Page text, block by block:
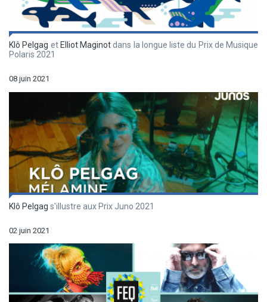
Klô Pelgag et Elliot Maginotdans la longue liste du Prix de Musique
Polaris 2021
08 juin 2021
Klô Pelgag s'illustre aux Prix Juno 2021
02 juin 2021